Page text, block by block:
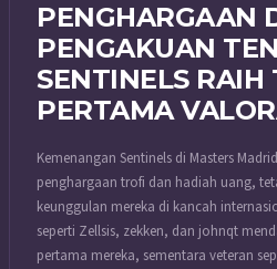
PENGHARGAAN
PENGAKUAN
SENTINELS RAIH
PERTAMA
Kemenangan Sentinels di Masters
penghargaan trofi dan hadiah uang,
keunggulan mereka di kancah
seperti Zellsis, zekken, dan johnqt
pertama mereka, sementara veteran